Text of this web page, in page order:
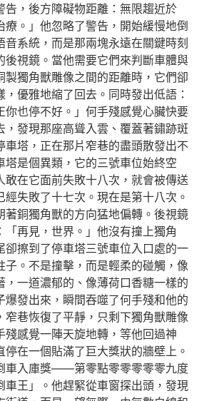
告，後方障礙物距離：無限趨近於
療。」他忽略了警告，開始緩慢地倒
系統，而是那兩塊永遠在關鍵時刻
後視鏡。當他需要它們來判斷車體與
製獨角獸雕像之間的距離時，它們卻
優雅地縮了回去。同時發出低語：
你也停不好。」何手殘感覺心臟快要
，發現那座高聳入雲、覆蓋著鏽跡斑
車塔，正在那片窄巷的盡頭散發出不
塔是個異類，它的三號車位始終空
敢在它面前失敗十八次，就會被傳送
失敗了十七次。現在是第十八次。
著銅獨角獸的方向猛地偏轉。後視鏡
「再見，世界。」他沒有撞上獨角
卻擦到了停車塔三號車位入口處的一
子。不是撞擊，而是輕柔的碰觸，像
，一道濃郁的、像薄荷口香糖一樣的
爆發出來，瞬間吞噬了何手殘和他的
窄巷恢復了平靜，只剩下獨角獸雕像
殘感覺一陣天旋地轉，等他回過神
在一個貼滿了巨大獎狀的牆壁上。
車入庫獎——第零點零零零零零九度
車王」。他趕緊從車窗探出頭，發現